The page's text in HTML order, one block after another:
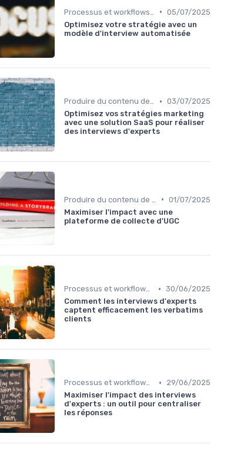
• 05/07/2025
Optimisez votre stratégie avec un
modèle d'interview automatisée
Produire du contenu de qualité à grande échelle • 03/07/2025
Optimisez vos stratégies marketing
avec une solution SaaS pour réaliser
des interviews d'experts
• 01/07/2025
Maximiser l'impact avec une
plateforme de collecte d'UGC
Processus et workflows éditoriaux • 30/06/2025
Comment les interviews d'experts
captent efficacement les verbatims
clients
Processus et workflows éditoriaux •
29/06/2025
Maximiser l'impact des interviews
d'experts : un outil pour centraliser
les réponses